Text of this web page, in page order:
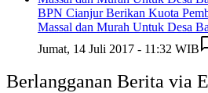
BPN Cianjur Berikan Kuota
Massal dan Murah Untuk Desa
Jumat, 14 Juli 2017 - 11:32 WIB
Berlangganan Berita via